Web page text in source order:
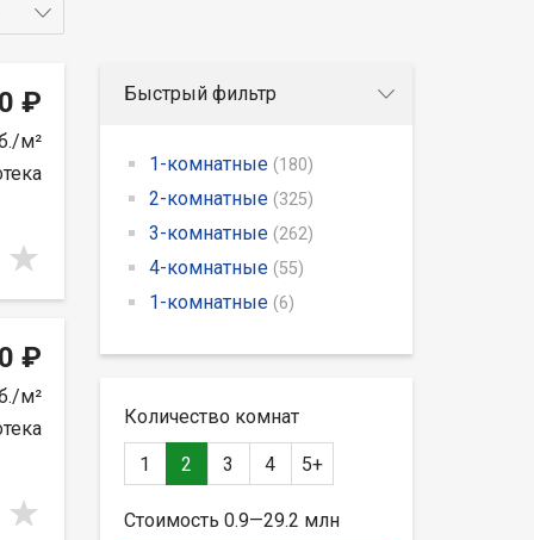
₽
м²
₽
м²
Быстрый фильтр
1-комнатные (180)
2-комнатные (325)
3-комнатные (262)
4-комнатные (55)
1-комнатные (6)
Количество комнат
1 2 3 4 5+
Стоимость 0.9—29.2 млн